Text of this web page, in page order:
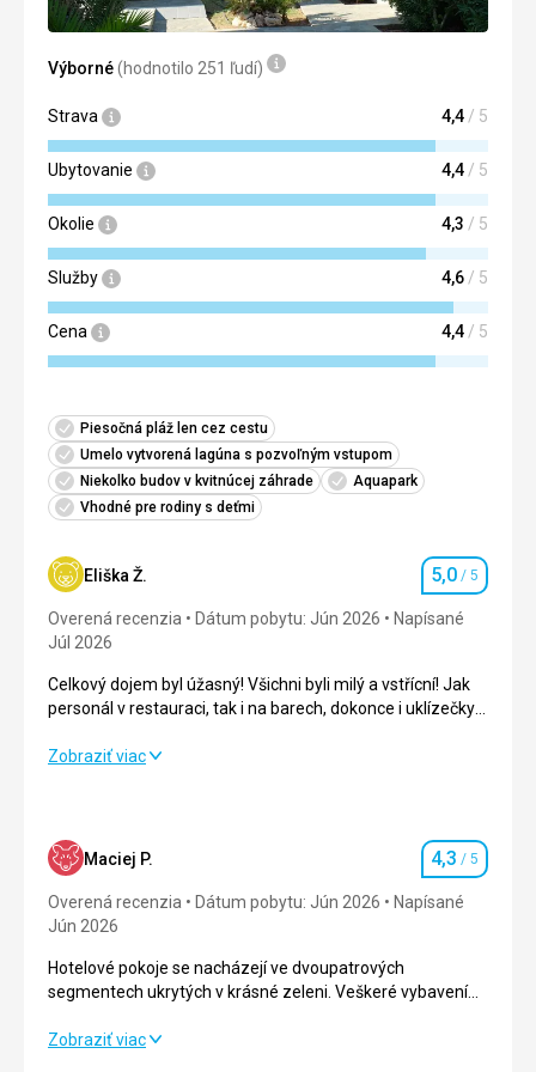
Výborné(hodnotilo 251 ľudí)
Strava 4,4 / 5
Ubytovanie 4,4 / 5
Okolie 4,3 / 5
Služby 4,6 / 5
Cena 4,4 / 5
Piesočná pláž len cez cestu
Umelo vytvorená lagúna s pozvoľným vstupom
Niekolko budov v kvitnúcej záhrade
Aquapark
Vhodné pre rodiny s deťmi
Eliška Ž. Hodnotenie
5,0 / 5
Overená recenzia Dátum pobytu: Jún 2026
Napísané
Júl 2026
Celkový dojem byl úžasný! Všichni byli milý a vstřícní! Jak
personál v restauraci, tak i na barech, dokonce i uklízečky
nadmíru spokojeni!!!
Celkový dojem byl úžasný! Všichni byli milý a vstřícní! Jak
Strava 5,0/ 5
Ubytovanie
Okolie
Zobraziť viac
Maciej P. Hodnotenie
4,3 / 5
Overená recenzia Dátum pobytu: Jún 2026
Napísané
Jún 2026
Hotelové pokoje se nacházejí ve dvoupatrových
segmentech ukrytých v krásné zeleni. Veškeré vybavení
Hotelové pokoje se nacházejí ve dvoupatrových
Zobraziť viac